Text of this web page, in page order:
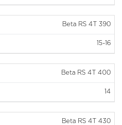
Beta RS 4T 390
15-16
Beta RS 4T 400
14
Beta RS 4T 430